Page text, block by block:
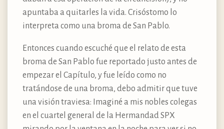
apuntaba a quitarles la vida. Crisóstomo lo
interpreta como una broma de San Pablo.
Entonces cuando escuché que el relato de esta
broma de San Pablo fue reportado justo antes de
empezar el Capítulo, y fue leído como no
tratándose de una broma, debo admitir que tuve
una visión traviesa: Imaginé a mis nobles colegas
en el cuartel general de la Hermandad SPX